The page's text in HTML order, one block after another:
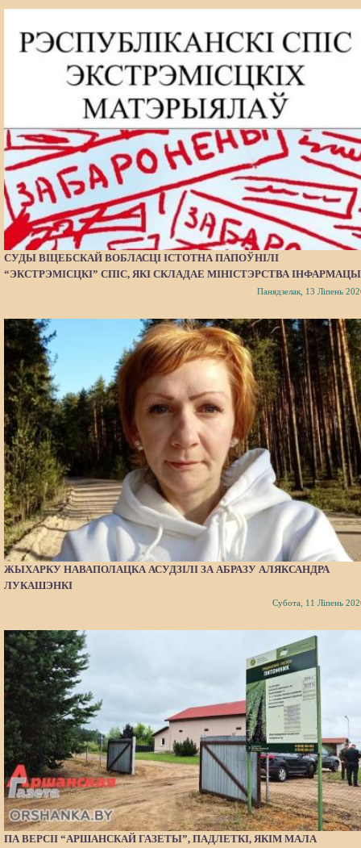
СУДЫ ВІЦЕБСКАЙ ВОБЛАСЦІ ІСТОТНА ПАПОЎНІЛІ
“ЭКСТРЭМІСЦКІ” СПІС, ЯКІ СКЛАДАЕ МІНІСТЭРСТВА
Панядзелак, 13 Ліпень
ЖЫХАРКУ НАВАПОЛАЦКА АСУДЗІЛІ ЗА АБРАЗУ АЛЯКСАНДРА
ЛУКАШЭНКІ
Субота, 11 Ліпень
ПА ВЕРСІІ “АРШАНСКАЙ ГАЗЕТЫ”, ПАДЛЕТКІ, ЯКІМ МАЛА